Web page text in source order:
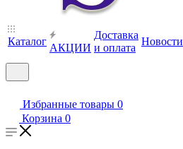
Каталог
АКЦИИ
Доставка
и оплата
Новости
Избранные товары 0
Корзина 0